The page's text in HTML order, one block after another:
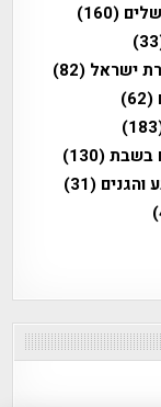
(160)
ישראל (82)
(62)
בשבת(130)
והגנים (31)